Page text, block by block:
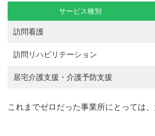
サービス種別
訪問看護
訪問リハビリテーション
居宅介護支援・介護予防支援
これまでゼロだった事業所にとっては、